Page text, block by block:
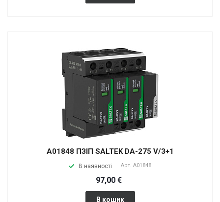
A01848 ПЗІП SALTEK DA-275 V/3+1
В наявності Арт. A01848
97,00 €
В кошик